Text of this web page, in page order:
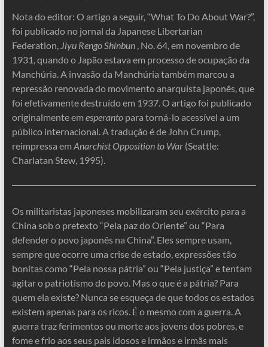
Nota do editor: O artigo a seguir, “What To Do About War?”,
foi publicado no jornal da Japanese Libertarian
Federation, Jiyu Rengo Shinbun, No. 64, em novembro de
1931, quando o Japão estava em processo de ocupação da
Manchúria. A invasão da Manchúria também marcou a
repressão renovada do movimento anarquista japonês, que
foi efetivamente destruído em 1937. O artigo foi publicado
originalmente em esperantopara torná-lo acessível a um
público internacional. A tradução é de John Crump,
reimpressa em Anarchist Opposition to War(Seattle:
Charlatan Stew, 1995).
Os militaristas japoneses mobilizaram seu exército para a
China sob o pretexto “Pela paz do Oriente” ou “Para
defender o povo japonês na China”. Eles sempre usam,
sempre que ocorre uma crise de estado, expressões tão
bonitas como “Pela nossa pátria” ou “Pela justiça” e tentam
agitar o patriotismo do povo. Mas o que é a pátria? Para
quem ela existe? Nunca se esqueça de que todos os estados
existem apenas para os ricos. É o mesmo com a guerra. A
guerra traz ferimentos ou morte aos jovens dos pobres, e
fome e frio aos seus pais idosos e irmãos e irmãs mais